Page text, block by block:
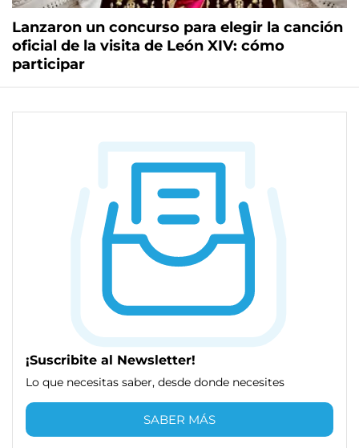
Lanzaron un concurso para elegir la canción
oficial de la visita de León XIV: cómo
participar
¡Suscribite al Newsletter!
Lo que necesitas saber, desde donde necesites
SABER MÁS